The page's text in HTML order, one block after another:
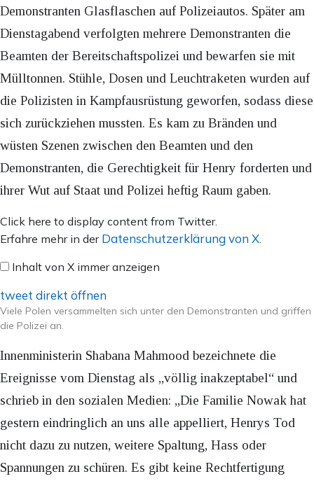
Demonstranten Glasflaschen auf Polizeiautos. Später am
Dienstagabend verfolgten mehrere Demonstranten die
Beamten der Bereitschaftspolizei und bewarfen sie mit
Mülltonnen. Stühle, Dosen und Leuchtraketen wurden auf
die Polizisten in Kampfausrüstung geworfen, sodass diese
sich zurückziehen mussten. Es kam zu Bränden und
wüsten Szenen zwischen den Beamten und den
Demonstranten, die Gerechtigkeit für Henry forderten und
ihrer Wut auf Staat und Polizei heftig Raum gaben.
Inhalt
von
anzeigen
Click here to display content from Twitter.
Erfahre mehr in der Datenschutzerklärung von X
Inhalt von X immer anzeigen
tweet direkt öffnen
Viele Polen versammelten sich unter den Demonstranten und griffen
die Polizei an.
Innenministerin Shabana Mahmood bezeichnete die
Ereignisse vom Dienstag als „völlig inakzeptabel“ und
schrieb in den sozialen Medien: „Die Familie Nowak hat
gestern eindringlich an uns alle appelliert, Henrys Tod
nicht dazu zu nutzen, weitere Spaltung, Hass oder
Spannungen zu schüren. Es gibt keine Rechtfertigung